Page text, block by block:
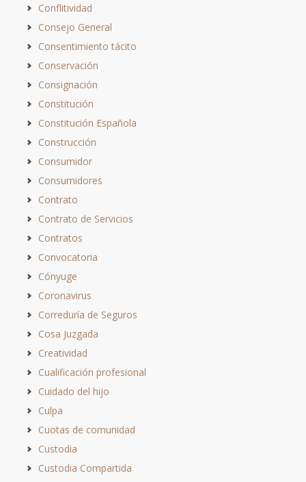
Conflitividad
Consejo General
Consentimiento tácito
Conservación
Consignación
Constitución
Constitución Española
Construcción
Consumidor
Consumidores
Contrato
Contrato de Servicios
Contratos
Convocatoria
Cónyuge
Coronavirus
Correduría de Seguros
Cosa Juzgada
Creatividad
Cualificación profesional
Cuidado del hijo
Culpa
Cuotas de comunidad
Custodia
Custodia Compartida